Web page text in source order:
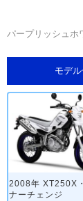
パープリッシュホ
モデ
2008年 XT250X
ナーチェンジ